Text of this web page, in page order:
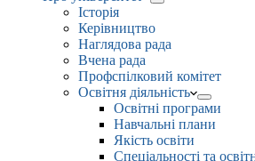
Історія
Керівництво
Наглядова рада
Вчена рада
Профспілковий комітет
Освітня діяльність
Освітні програми
Навчальні плани
Якість освіти
Спеціальності та